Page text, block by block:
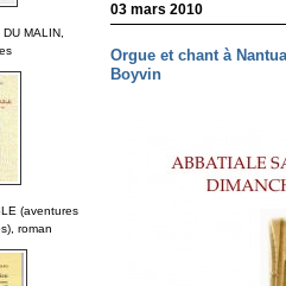
MALIN,
(aventures
roman
03 mars 2010
Orgue et chant à
Boyvin